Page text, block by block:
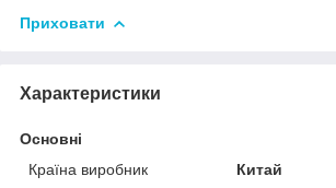
Приховати
Характеристики
Основні
Країна виробник
Китай